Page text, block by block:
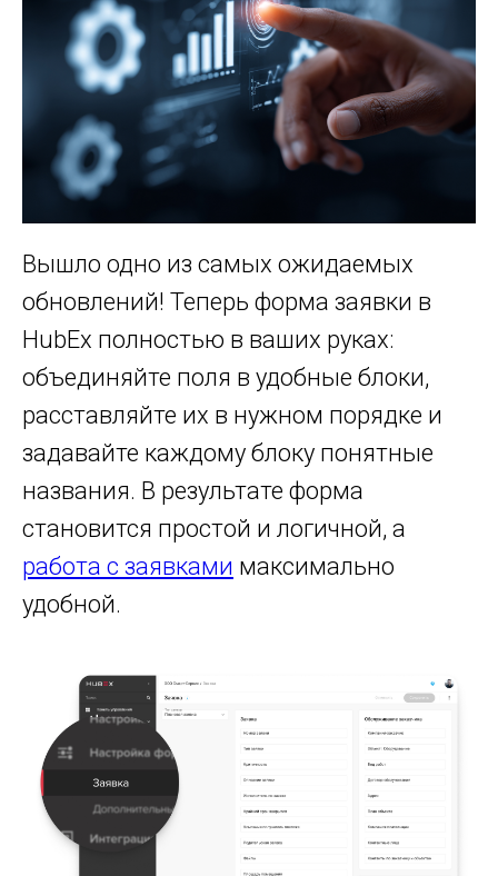
Вышло одно из самых ожидаемых
обновлений! Теперь форма заявки в
HubEx полностью в ваших руках:
объединяйте поля в удобные блоки,
расставляйте их в нужном порядке и
задавайте каждому блоку понятные
названия. В результате форма
становится простой и логичной, а
работа с заявками максимально
удобной.